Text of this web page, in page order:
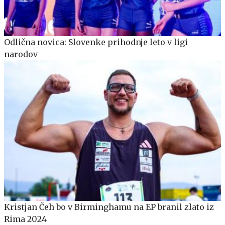
Odlična novica: Slovenke prihodnje leto v ligi
narodov
Kristjan Čeh bo v Birminghamu na EP branil zlato iz
Rima 2024